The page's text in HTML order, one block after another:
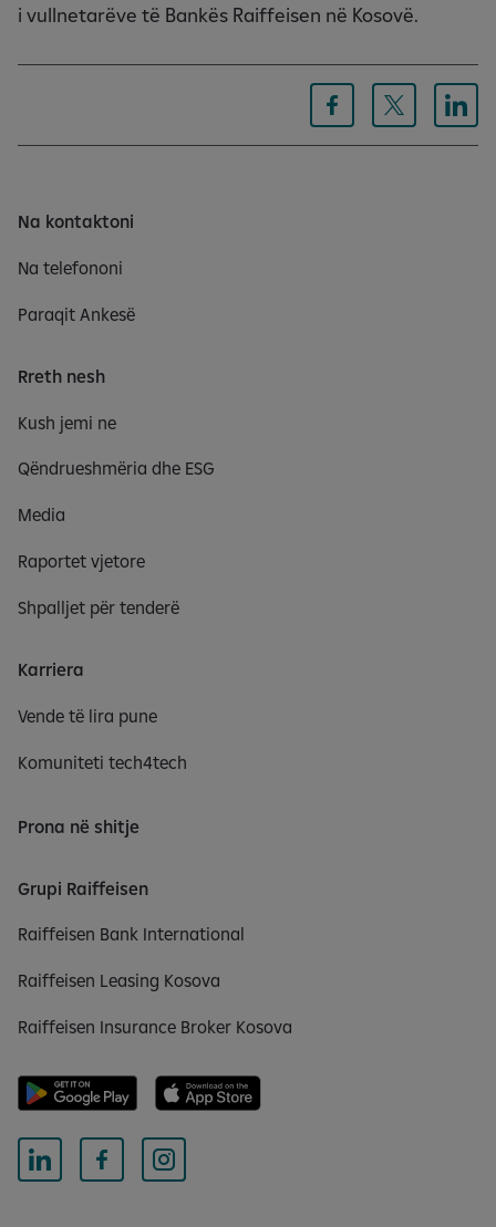
i vullnetarëve të Bankës Raiffeisen në Kosovë.
Na kontaktoni
Na telefononi
Paraqit Ankesë
Rreth nesh
Kush jemi ne
Qëndrueshmëria dhe ESG
Media
Raportet vjetore
Shpalljet për tenderë
Karriera
Vende të lira pune
Komuniteti tech4tech
Prona në shitje
Grupi Raiffeisen
Raiffeisen Bank International
Raiffeisen Leasing Kosova
Raiffeisen Insurance Broker Kosova